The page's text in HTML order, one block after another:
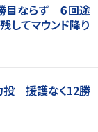
目ならず ６回途
てマウンド降り
投 援護なく12勝